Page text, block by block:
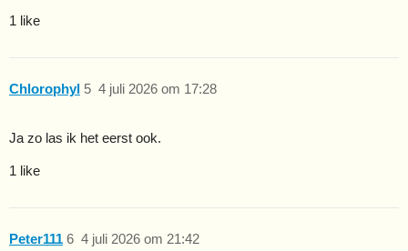
1 like
Chlorophyl 4 juli 2026 om 17:28
5
Ja zo las ik het eerst ook.
1 like
Peter111 4 juli 2026 om 21:42
6